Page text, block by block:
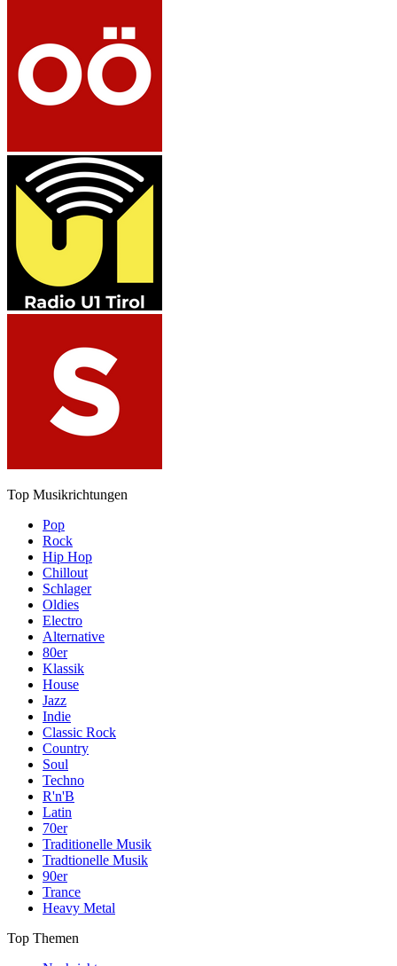
Top Musikrichtungen
Pop
Rock
Hip Hop
Chillout
Schlager
Oldies
Electro
Alternative
80er
Klassik
House
Jazz
Indie
Classic Rock
Country
Soul
Techno
R'n'B
Latin
70er
Traditionelle Musik
Tradtionelle Musik
90er
Trance
Heavy Metal
Top Themen